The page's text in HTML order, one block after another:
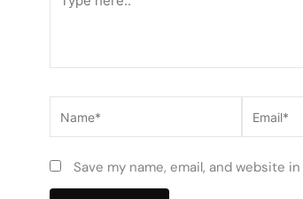
here..
Save my name, email, and website